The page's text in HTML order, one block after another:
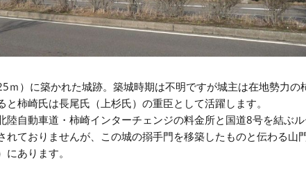
ｍ）に築かれた城跡。築城時期は不明ですが城主は在地勢力の
と柿崎氏は長尾氏（上杉氏）の重臣として活躍します。
陸自動車道・柿崎インターチェンジの料金所と国道8号を結ぶル
れておりませんが、この城の搦手門を移築したものと伝わる山
にあります。